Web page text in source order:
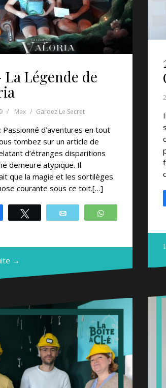
La Légende de
Max Gardez Le Secret
Passionné d’aventures en tout
tombez sur un article de
d’étranges disparitions
demeure atypique. Il
que la magie et les sortilèges
courante sous ce toit.[…]
Partagez Tweetez
→